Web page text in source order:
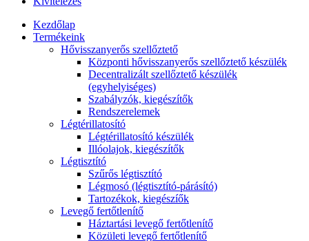
Kezdőlap
Termékeink
Hővisszanyerős szellőztető
Központi hővisszanyerős szellőztető készülék
Decentralizált szellőztető készülék
(egyhelyiséges)
Szabályzók, kiegészítők
Rendszerelemek
Légtérillatosító
Légtérillatosító készülék
Illóolajok, kiegészítők
Légtisztító
Szűrős légtisztító
Légmosó (légtisztító-párásító)
Tartozékok, kiegészíők
Levegő fertőtlenítő
Háztartási levegő fertőtlenítő
Közületi levegő fertőtlenítő